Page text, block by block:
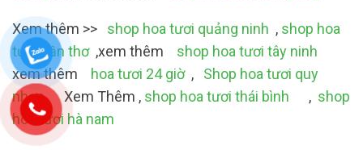
Xem thêm >> shop hoa tươi quảng ninh , shop hoa
tươi cần thơ,xem thêm shop hoa tươi tây ninh
xem thêm hoa tươi 24 giờ ,
Shop hoa tươi quy
nhơnXem Thêm , shop hoa tươi thái bình , shop
hoa tươi hà nam